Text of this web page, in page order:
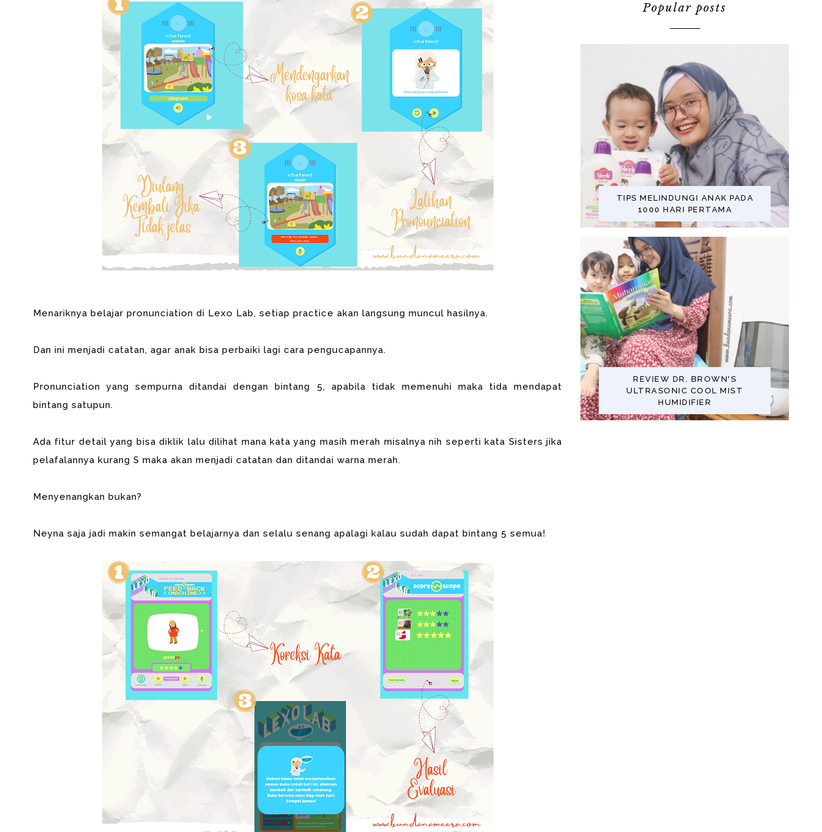
Menariknya belajar pronunciation di Lexo Lab, setiap practice akan langsung muncul hasilnya.
Dan ini menjadi catatan, agar anak bisa perbaiki lagi cara pengucapannya.
Pronunciation yang sempurna ditandai dengan bintang 5, apabila tidak memenuhi maka tida mendapat
bintang satupun.
Ada fitur detail yang bisa diklik lalu dilihat mana kata yang masih merah misalnya nih seperti kata Sisters jika
pelafalannya kurang S maka akan menjadi catatan dan ditandai warna merah.
Menyenangkan bukan?
Neyna saja jadi makin semangat belajarnya dan selalu senang apalagi kalau sudah dapat bintang 5 semua!
Popular posts
TIPS MELINDUNGI ANAK PADA
1000 HARI PERTAMA
REVIEW DR. BROWN'S
ULTRASONIC COOL MIST
HUMIDIFIER